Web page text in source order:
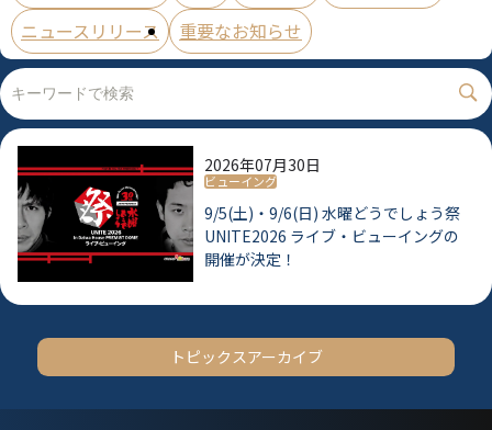
ニュースリリース
重要なお知らせ
2026年07月30日
ビューイング
9/5(土)・9/6(日) 水曜どうでしょう祭
UNITE2026 ライブ・ビューイングの
開催が決定！
トピックスアーカイブ